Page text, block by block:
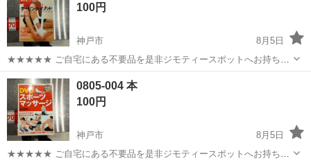
100円
神戸市
8月5日
★★★★★ ご自宅にある不要品を是非ジモティースポットへお持ち込
みしませんか？ 家電、趣味・スポーツ・レジャー用品、こども用品、
衣料服飾品、生活雑貨、家具、本、CD・DVDなどが無料でまとめて持
ち込めます！ ※詳細はこ...
兵庫 神戸市 スポット
0805-004 本
100円
神戸市
8月5日
★★★★★ ご自宅にある不要品を是非ジモティースポットへお持ち込